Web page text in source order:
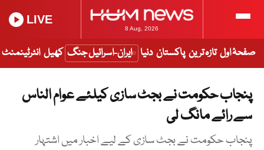
8 Aug, 2026
LIVE
صفحۂ اول تازہ ترین پاکستان دنیا ایران-اسرائیل جنگ کھیل انٹرٹینمنٹ
پنجاب حکومت نے بجٹ سازی کیلئے عوام الناس
سے رائے مانگ لی
پنجاب حکومت نے بجٹ سازی کے لیے اخبار میں اشتہار